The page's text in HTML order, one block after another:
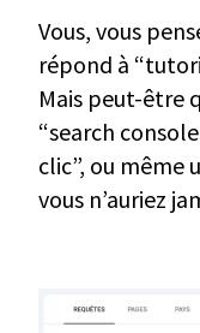
Vous, vous
répond à
Mais peut-être
“search
clic”, ou même
vous n’auriez